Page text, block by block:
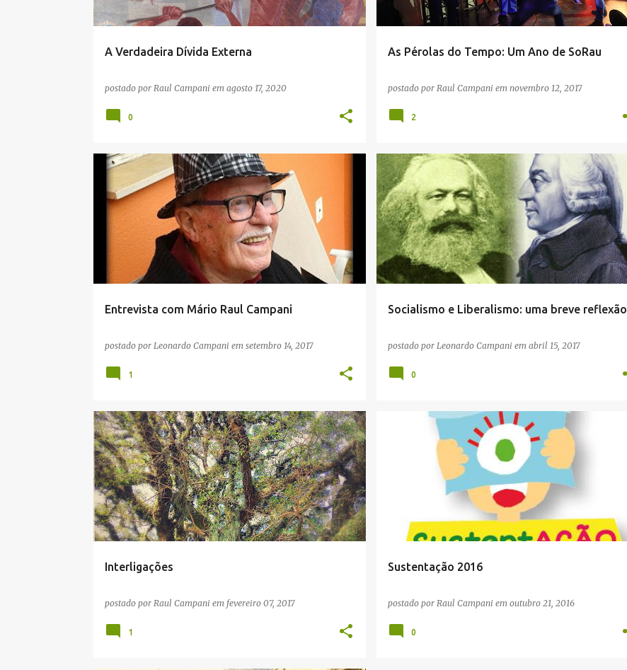
A Verdadeira Dívida Externa
postado por Raul Campani em agosto 17, 2020
0
As Pérolas do Tempo: Um Ano de SoRau
postado por Raul Campani em novembro 12, 2017
2
Entrevista com Mário Raul Campani
postado por Leonardo Campani em setembro 14, 2017
FAMÍLIA CAMPANI GENEALOGIA HISTÓRIA
MEMÓRIA
1
Socialismo e Liberalismo: uma breve reflexão
postado por Leonardo Campani em abril 15, 2017
EDUCAÇÃO HISTÓRIA IDEOLOGIA POLÍTICA
0
Interligações
postado por Raul Campani em fevereiro 07, 2017
GENEALOGIA PENSAMENTO POESIA
1
Sustentação 2016
postado por Raul Campani em outubro 21, 2016
SUSTENTABILIDADE TEATRO
0